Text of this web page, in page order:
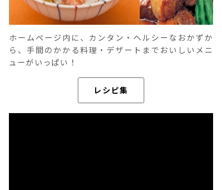
ホームページ内に、カンタン・ヘルシーなおかずか
ら、手間のかかる料理・デザートまでおいしいメニ
ューがいっぱい！
レシピ集